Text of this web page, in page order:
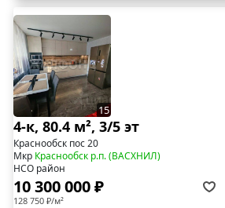
15
4-к, 80.4 м², 3/5 эт
Краснообск пос 20
Мкр Краснообск р.п. (ВАСХНИЛ)
НСО район
10 300 000 ₽
128 750 ₽/м²